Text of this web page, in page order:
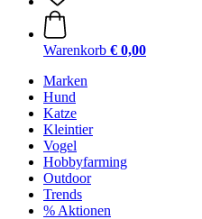
Warenkorb € 0,00
Marken
Hund
Katze
Kleintier
Vogel
Hobbyfarming
Outdoor
Trends
% Aktionen